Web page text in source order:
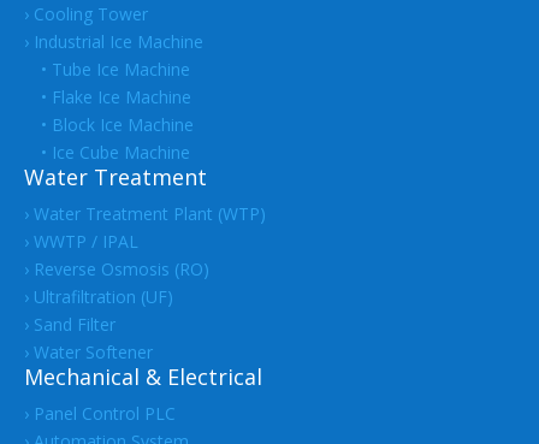
› Cooling Tower
› Industrial Ice Machine
• Tube Ice Machine
• Flake Ice Machine
• Block Ice Machine
• Ice Cube Machine
Water Treatment
› Water Treatment Plant (WTP)
› WWTP / IPAL
› Reverse Osmosis (RO)
› Ultrafiltration (UF)
› Sand Filter
› Water Softener
Mechanical & Electrical
› Panel Control PLC